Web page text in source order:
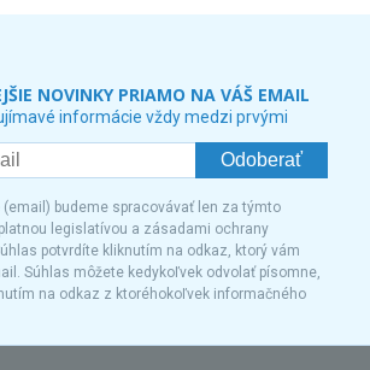
NOVINKY PRIAMO NA VÁŠ EMAIL
informácie vždy medzi prvými
Odoberať
budeme spracovávať len za týmto
legislatívou a zásadami ochrany
potvrdíte kliknutím na odkaz, ktorý vám
Súhlas môžete kedykoľvek odvolať písomne,
na odkaz z ktoréhokoľvek informačného